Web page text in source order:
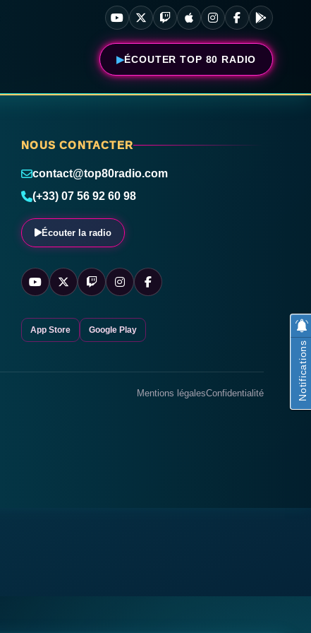
ÉCOUTER TOP 80 RADIO
NOUS CONTACTER
contact@top80radio.com
(+33) 07 56 92 60 98
Écouter la radio
App Store Google Play
Mentions légalesConfidentialité Notifications